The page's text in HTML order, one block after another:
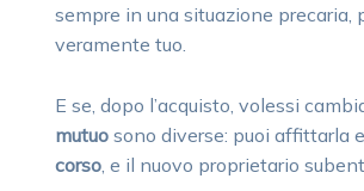
sempre in una situazione
veramente tuo.
E se, dopo l’acquisto, volessi
mutuosono diverse: puoi affittarla
corso, e il nuovo proprietario